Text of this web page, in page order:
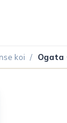
koi / Ogata